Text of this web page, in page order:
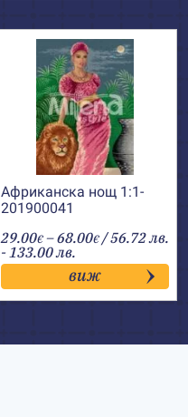
Африканска нощ 1:1-
201900041
29.00€ –68.00€Price
range:
29.00€
through
68.00€
/ 56.72 лв.
- 133.00 лв.
виж